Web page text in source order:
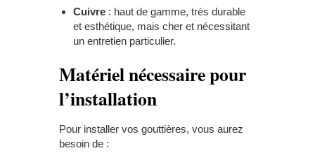
Cuivre : haut de gamme, très durable
et esthétique, mais cher et nécessitant
un entretien particulier.
Matériel nécessaire pour
l’installation
Pour installer vos gouttières, vous aurez
besoin de :